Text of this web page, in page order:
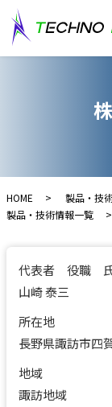
HOME 製品・技
製品・技術情報一覧
代表者 役職
山崎 泰三
所在地
長野県諏訪市四
地域
諏訪地域